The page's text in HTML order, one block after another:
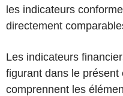
les indicateurs
directement
Les indicateurs
figurant dans le
comprennent les